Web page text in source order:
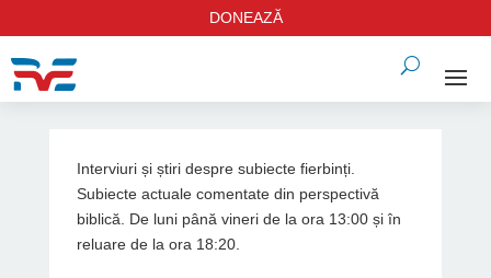
DONEAZĂ
Interviuri și știri despre subiecte fierbinți.
Subiecte actuale comentate din perspectivă
biblică. De luni până vineri de la ora 13:00 și în
reluare de la ora 18:20.